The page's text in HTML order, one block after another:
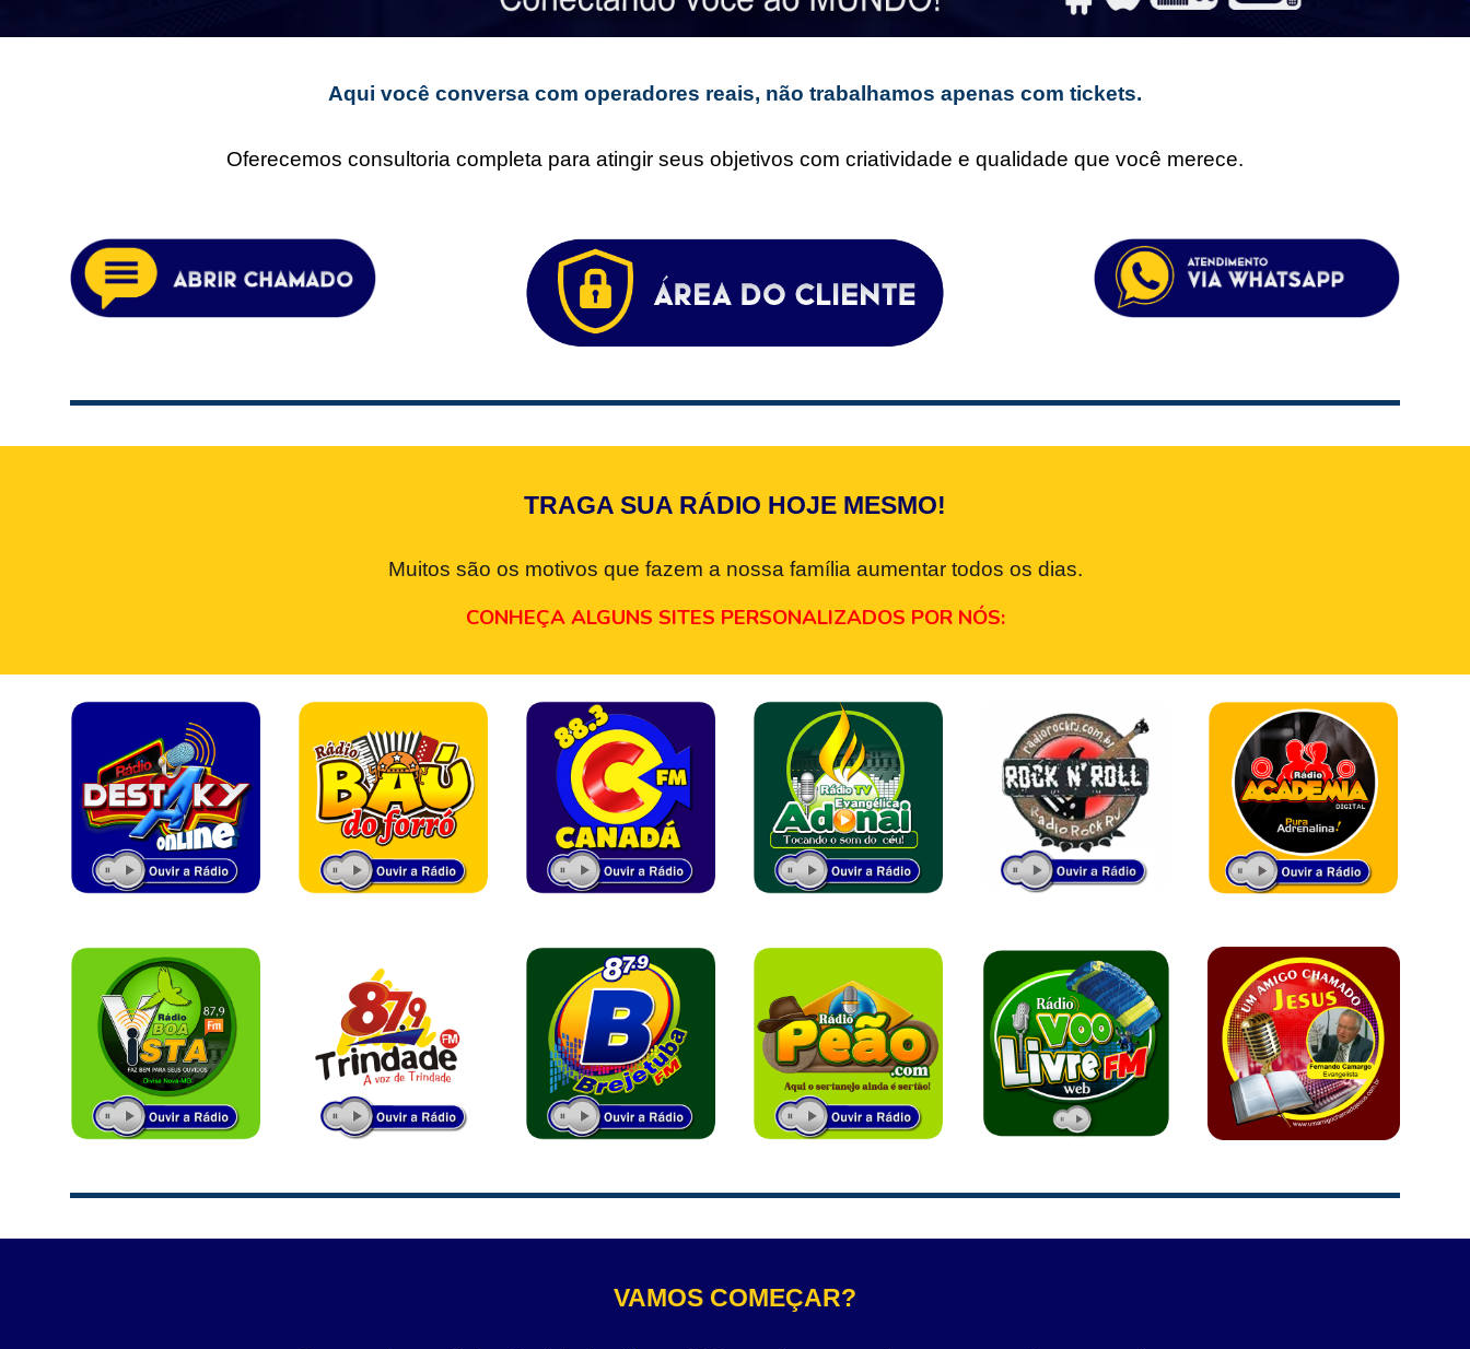
Aqui você conversa com operadores reais, não trabalhamos apenas com tickets.
Oferecemos consultoria completa para atingir seus objetivos com criatividade e qualidade que você merece.
TRAGA SUA RÁDIO HOJE MESMO!
Muitos são os motivos que fazem a nossa família aumentar todos os dias.
CONHEÇA ALGUNS SITES PERSONALIZADOS POR NÓS:
VAMOS COMEÇAR?